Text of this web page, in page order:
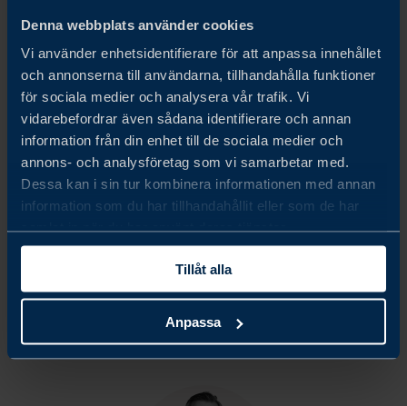
Denna webbplats använder cookies
Vi använder enhetsidentifierare för att anpassa innehållet
och annonserna till användarna, tillhandahålla funktioner
för sociala medier och analysera vår trafik. Vi
vidarebefordrar även sådana identifierare och annan
information från din enhet till de sociala medier och
annons- och analysföretag som vi samarbetar med.
Dessa kan i sin tur kombinera informationen med annan
information som du har tillhandahållit eller som de har
samlat in när du har använt deras tjänster.
Tillåt alla
Anpassa
undersökningen liknar de som använts i tidigare
undersökningar, vilket möjliggör jämförelser över tid.
Vi vill rikta ett stort tack till de 90 deltagande företag och
respondenter som delade med sig av sin tid och sina
insikter till oss. Era bidrag kommer inte bara att stödja
framgången med denna rapport utan också Team Swedens
ansträngningar att öka affärstillväxten och den hållbara
Share
on
Share
on
Share
on